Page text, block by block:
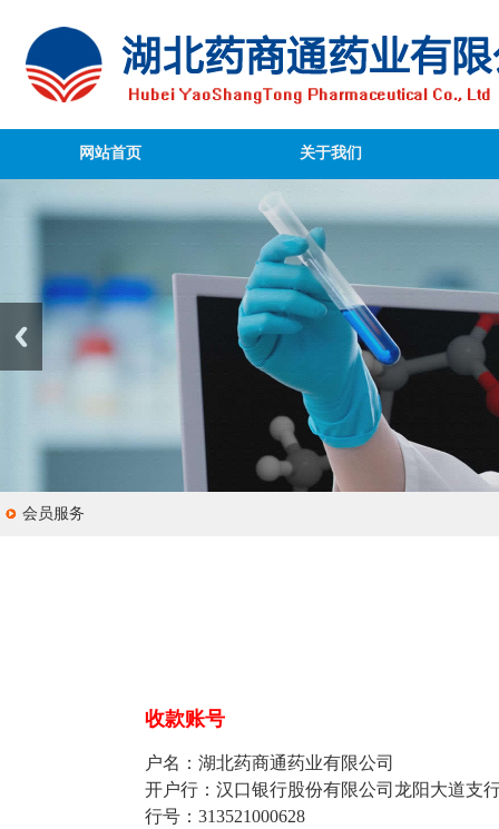
网站首页 关于我们
会员服务
收款账号
户名：湖北药商通药业有限公司
开户行：汉口银行股份有限公司龙阳大道支
行号：313521000628